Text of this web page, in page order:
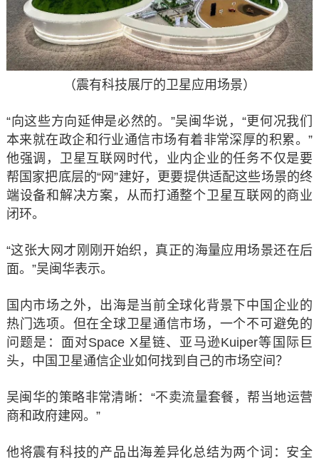
（震有科技展厅的卫星应用场景）
“向这些方向延伸是必然的。”吴闽华说，“更何况我们
本来就在政企和行业通信市场有着非常深厚的积累。”
他强调，卫星互联网时代，业内企业的任务不仅是要
帮国家把底层的“网”建好，更要提供适配这些场景的终
端设备和解决方案，从而打通整个卫星互联网的商业
闭环。
“这张大网才刚刚开始织，真正的海量应用场景还在后
面。”吴闽华表示。
国内市场之外，出海是当前全球化背景下中国企业的
热门选项。但在全球卫星通信市场，一个不可避免的
问题是：面对Space X星链、亚马逊Kuiper等国际巨
头，中国卫星通信企业如何找到自己的市场空间？
吴闽华的策略非常清晰：“不卖流量套餐，帮当地运营
商和政府建网。”
他将震有科技的产品出海差异化总结为两个词：安全